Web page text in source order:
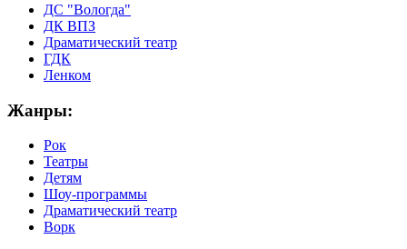
ДС "Вологда"
ДК ВПЗ
Драматический театр
ГДК
Ленком
Жанры:
Рок
Театры
Детям
Шоу-программы
Драматический театр
Ворк